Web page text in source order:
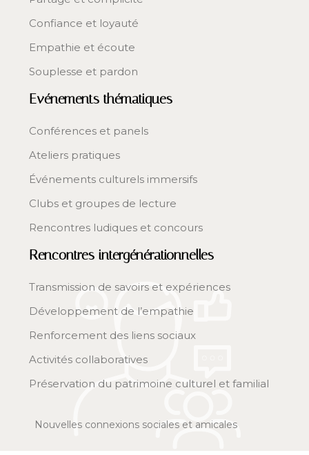
Confiance et loyauté
Empathie et écoute
Souplesse et pardon
Evénements thématiques
Conférences et panels
Ateliers pratiques
Événements culturels immersifs
Clubs et groupes de lecture
Rencontres ludiques et concours
Rencontres intergénérationnelles
Transmission de savoirs et expériences
Développement de l’empathie
Renforcement des liens sociaux
Activités collaboratives
Préservation du patrimoine culturel et familial
Nouvelles connexions sociales et amicales